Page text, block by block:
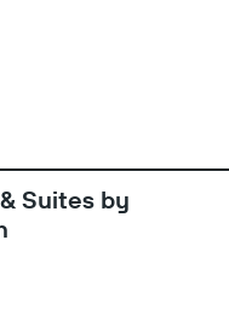
Suites by